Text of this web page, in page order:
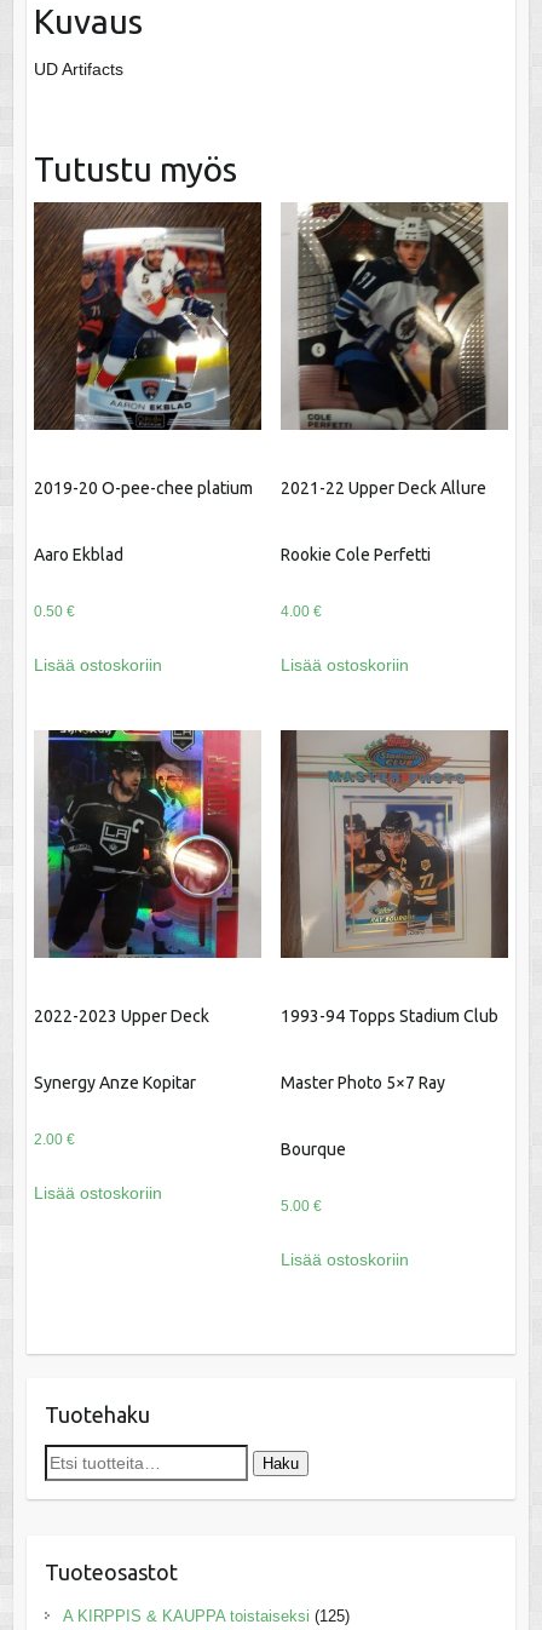
Kuvaus
UD Artifacts
Tutustu myös
2019-20 O-pee-chee platium
Aaro Ekblad
0.50 €
Lisää ostoskoriin
2021-22 Upper Deck Allure
Rookie Cole Perfetti
4.00 €
Lisää ostoskoriin
2022-2023 Upper Deck
Synergy Anze Kopitar
2.00 €
Lisää ostoskoriin
1993-94 Topps Stadium Club
Master Photo 5×7 Ray
Bourque
5.00 €
Lisää ostoskoriin
Tuotehaku
Etsi: Haku
Tuoteosastot
A KIRPPIS & KAUPPA toistaiseksi (125)